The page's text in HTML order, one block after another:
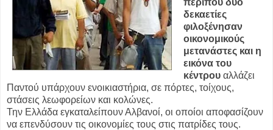
δεκαετίες
φιλοξένησαν
οικονομικούς
μετανάστες και η
εικόνα του
κέντρου αλλάζει
Παντού υπάρχουν ενοικιαστήρια, σε πόρτες, τοίχους,
στάσεις λεωφορείων και κολώνες.
Την Ελλάδα εγκαταλείπουν Αλβανοί, οι οποίοι αποφασίζουν
να επενδύσουν τις οικονομίες τους στις πατρίδες τους.